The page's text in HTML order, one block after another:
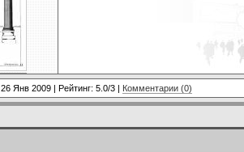
26 Янв 2009 | Рейтинг: 5.0/3 | Комментарии (0)